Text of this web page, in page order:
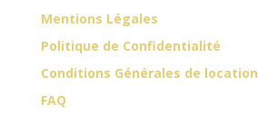
Mentions Légales
Politique de Confidentialité
Conditions Générales de location
FAQ